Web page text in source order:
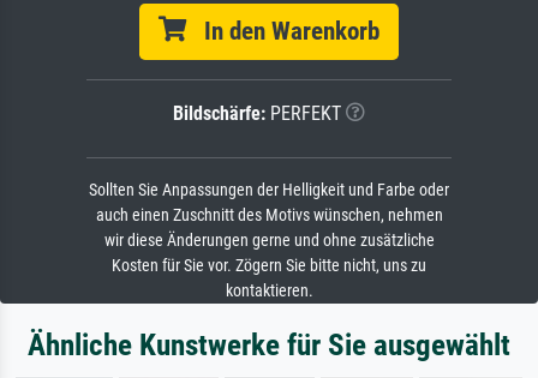
In den Warenkorb
Bildschärfe: PERFEKT
Sollten Sie Anpassungen der Helligkeit und Farbe oder
auch einen Zuschnitt des Motivs wünschen, nehmen
wir diese Änderungen gerne und ohne zusätzliche
Kosten für Sie vor. Zögern Sie bitte nicht, uns zu
kontaktieren.
Ähnliche Kunstwerke für Sie ausgewählt